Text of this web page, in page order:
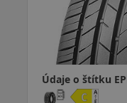
Údaje o štítku